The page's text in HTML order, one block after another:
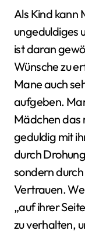
Als Kind kann
ungeduldiges
ist daran
Wünsche zu
Mane auch
aufgeben.
Mädchen das
geduldig mit
durch
sondern
Vertrauen.
„auf ihrer
zu verhalten,